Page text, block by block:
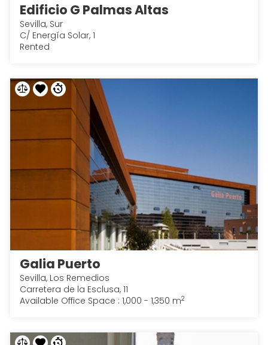
Edificio G Palmas Altas
Sevilla, Sur
C/ Energía Solar, 1
Rented
Galia Puerto
Sevilla, Los Remedios
Carretera de la Esclusa, 11
Available Office Space : 1,000 - 1,350 m2